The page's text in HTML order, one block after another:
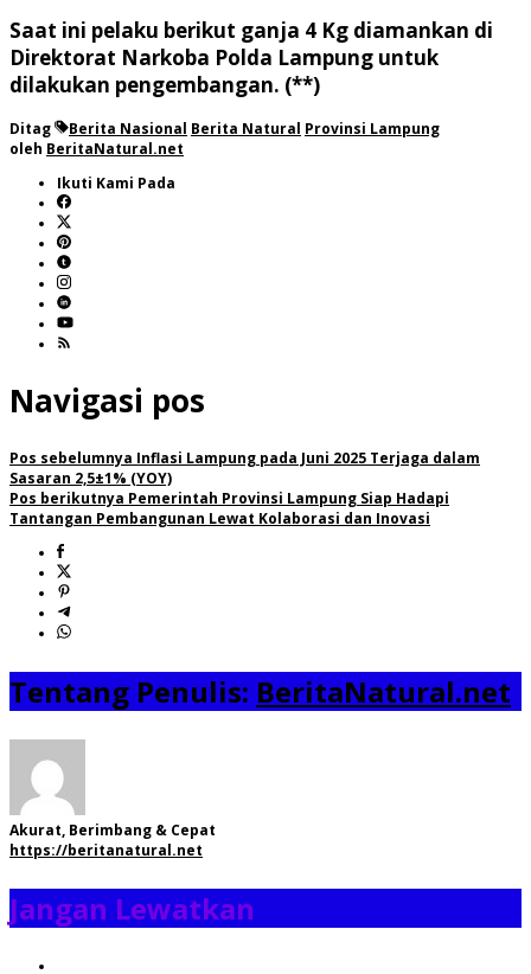
Saat ini pelaku berikut ganja 4 Kg diamankan di
Direktorat Narkoba Polda Lampung untuk
dilakukan pengembangan. (**)
Ditag Berita Nasional Berita Natural Provinsi Lampung
oleh BeritaNatural.net
Ikuti Kami Pada
Navigasi pos
Pos sebelumnya Inflasi Lampung pada Juni 2025 Terjaga dalam
Sasaran 2,5±1% (YOY)
Pos berikutnya Pemerintah Provinsi Lampung Siap Hadapi
Tantangan Pembangunan Lewat Kolaborasi dan Inovasi
Tentang Penulis: BeritaNatural.net
Akurat, Berimbang & Cepat
https://beritanatural.net
Jangan Lewatkan